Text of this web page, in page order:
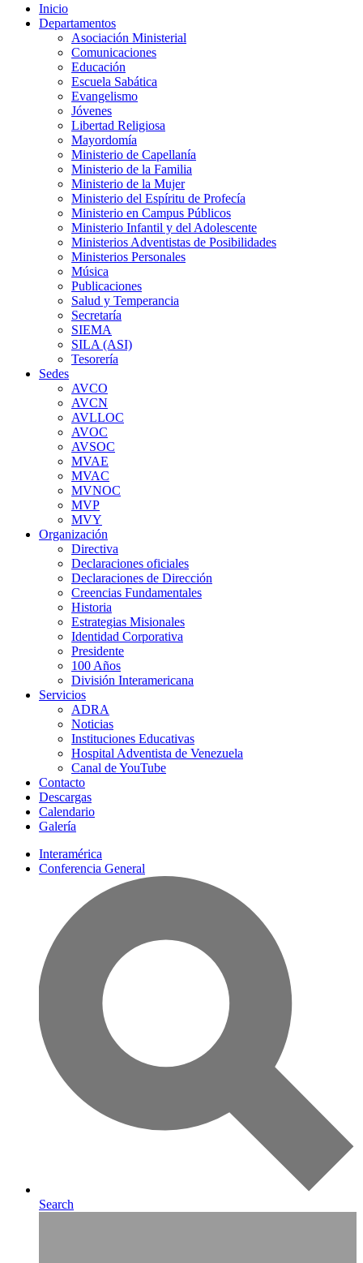
Inicio
Departamentos
Asociación Ministerial
Comunicaciones
Educación
Escuela Sabática
Evangelismo
Jóvenes
Libertad Religiosa
Mayordomía
Ministerio de Capellanía
Ministerio de la Familia
Ministerio de la Mujer
Ministerio del Espíritu de Profecía
Ministerio en Campus Públicos
Ministerio Infantil y del Adolescente
Ministerios Adventistas de Posibilidades
Ministerios Personales
Música
Publicaciones
Salud y Temperancia
Secretaría
SIEMA
SILA (ASI)
Tesorería
Sedes
AVCO
AVCN
AVLLOC
AVOC
AVSOC
MVAE
MVAC
MVNOC
MVP
MVY
Organización
Directiva
Declaraciones oficiales
Declaraciones de Dirección
Creencias Fundamentales
Historia
Estrategias Misionales
Identidad Corporativa
Presidente
100 Años
División Interamericana
Servicios
ADRA
Noticias
Instituciones Educativas
Hospital Adventista de Venezuela
Canal de YouTube
Contacto
Descargas
Calendario
Galería
Interamérica
Conferencia General
Search